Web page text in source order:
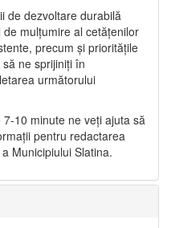
de dezvoltare durabilă
mulțumire al cetățenilor
precum și prioritățile
ne sprijiniți în
următorului
7-10 minute ne veți ajuta să
pentru redactarea
Municipiului Slatina.